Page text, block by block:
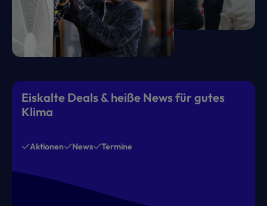
Eiskalte Deals & heiße News für gutes
Klima
Aktionen News Termine